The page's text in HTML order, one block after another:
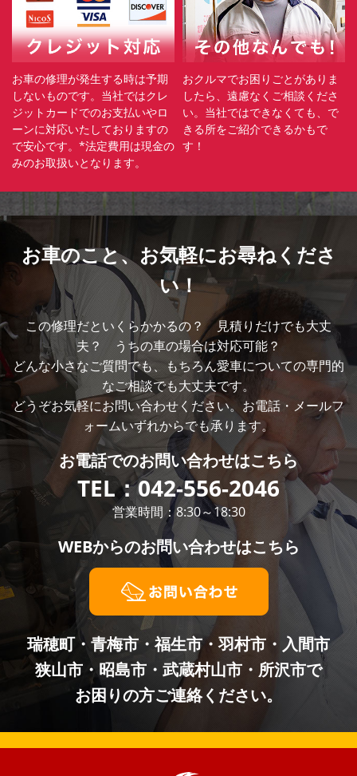
お車の修理が発生する時は予期
しないものです。当社ではクレ
ジットカードでのお支払いやロ
ーンに対応いたしておりますの
で安心です。*法定費用は現金の
みのお取扱いとなります。
おクルマでお困りごとがありま
したら、遠慮なくご相談くださ
い。当社ではできなくても、で
きる所をご紹介できるかもで
す！
お車のこと、 お気軽にお尋ねくださ
い！
この修理だといくらかかるの？ 見積りだけでも大丈
夫？ うちの車の場合は対応可能？
どんな小さなご質問でも、もちろん愛車についての専門的
なご相談でも大丈夫です。
どうぞお気軽にお問い合わせください。お電話・メールフ
ォームいずれからでも承ります。
お電話でのお問い合わせはこちら
TEL：042-556-2046
営業時間：8:30～18:30
WEBからのお問い合わせはこちら
瑞穂町・青梅市・福生市・羽村市・入間市
狭山市・昭島市・武蔵村山市・所沢市で
お困りの方ご連絡ください。